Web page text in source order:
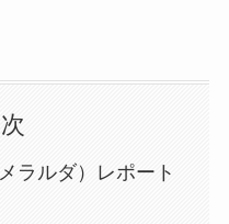
ラルダ）レポート